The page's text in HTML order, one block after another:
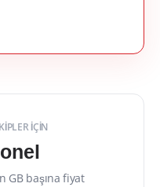
İÇİN
GB başına fiyat